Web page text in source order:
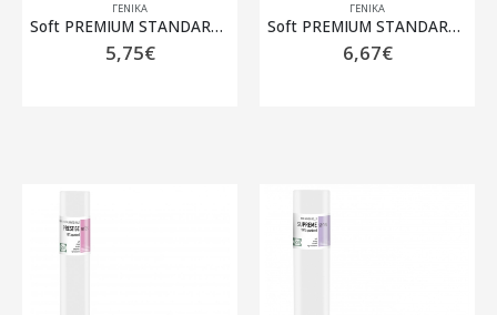
ΓΕΝΙΚΆ
Soft PREMIUM STANDARD ρολό Πλαστικό + Χαρτί Ροζ – 50cm x 50m
5,75€
ΓΕΝΙΚΆ
Soft PREMIUM STANDARD ρολό Πλαστικό + Χαρτί Ροζ – 58cm x 50m
6,67€